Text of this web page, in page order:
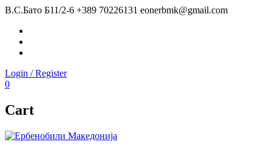
В.С.Бато Б11/2-6 +389 70226131 eonerbmk@gmail.com
Login / Register
0
Cart